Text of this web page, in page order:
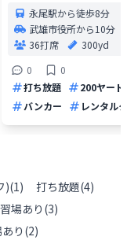
永尾駅から徒歩8分
武雄市役所から10分
36打席
300yd
0
0
打ち放題
200ヤード
バンカー
レンタル
)(1) 打ち放題(4)
場あり (3)
り (2)